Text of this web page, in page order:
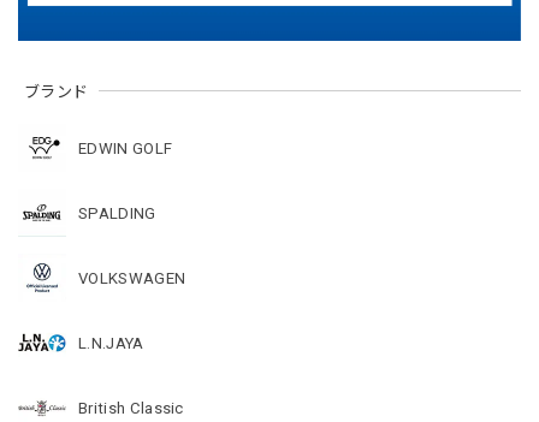
ブランド
EDWIN GOLF
SPALDING
VOLKSWAGEN
L.N.JAYA
British Classic